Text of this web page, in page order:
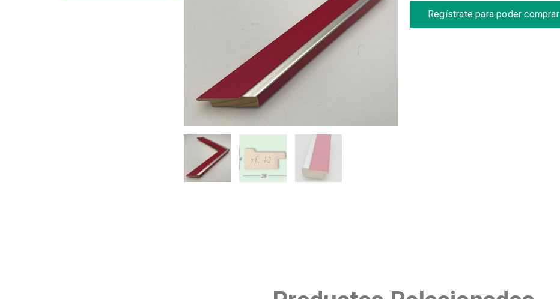
Regístrate para poder comprar